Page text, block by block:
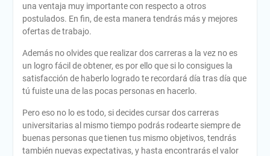
una ventaja muy importante con respecto a otros
postulados. En fin, de esta manera tendrás más y mejores
ofertas de trabajo.
Además no olvides que realizar dos carreras a la vez no es
un logro fácil de obtener, es por ello que si lo consigues la
satisfacción de haberlo logrado te recordará día tras día que
tú fuiste una de las pocas personas en hacerlo.
Pero eso no lo es todo, si decides cursar dos carreras
universitarias al mismo tiempo podrás rodearte siempre de
buenas personas que tienen tus mismo objetivos, tendrás
también nuevas expectativas, y hasta encontrarás el valor